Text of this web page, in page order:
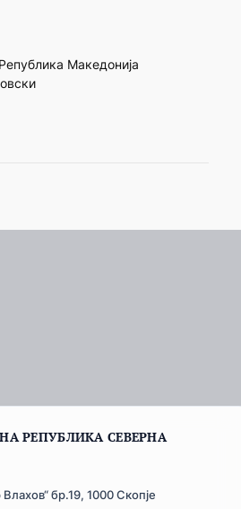
Македонија
РЕПУБЛИКА СЕВЕРНА
бр.19, 1000 Скопје